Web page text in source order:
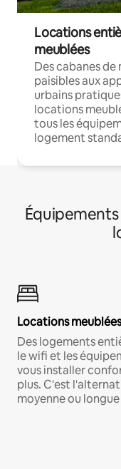
Locations
meublées
Des cabanes
paisibles aux
urbains
locations
tous les
logement
Locations meublées
Des logements
le wifi et les
vous installer
plus. C'est
moyenne ou